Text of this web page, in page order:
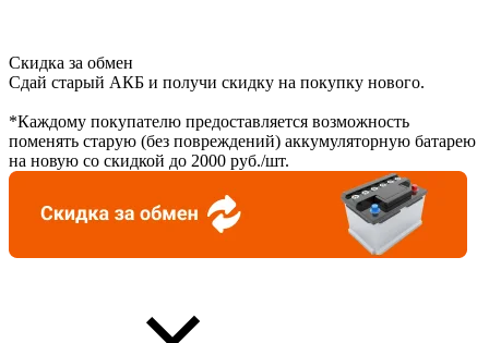
Скидка за обмен
Сдай старый АКБ и получи скидку на покупку нового.
*Каждому покупателю предоставляется возможность
поменять старую (без повреждений) аккумуляторную батарею
на новую со скидкой до 2000 руб./шт.